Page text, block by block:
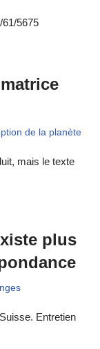
5675
de la planète
mais le texte
plus
Entretien